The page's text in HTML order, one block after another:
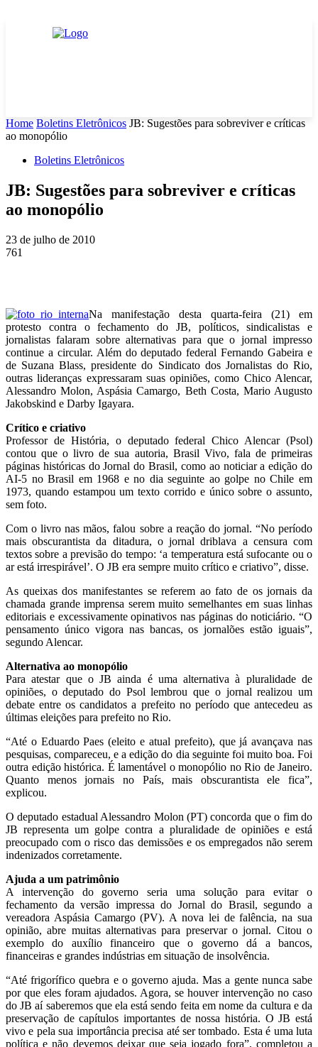
Home Boletins Eletrônicos JB: Sugestões para sobreviver e críticas
ao monopólio
Boletins Eletrônicos
JB: Sugestões para sobreviver e críticas
ao monopólio
23 de julho de 2010
761
Na manifestação desta quarta-feira (21) em
protesto contra o fechamento do JB, políticos, sindicalistas e
jornalistas falaram sobre alternativas para que o jornal impresso
continue a circular. Além do deputado federal Fernando Gabeira e
de Suzana Blass, presidente do Sindicato dos Jornalistas do Rio,
outras lideranças expressaram suas opiniões, como Chico Alencar,
Alessandro Molon, Aspásia Camargo, Beth Costa, Mario Augusto
Jakobskind e Darby Igayara.
Crítico e criativo
Professor de História, o deputado federal Chico Alencar (Psol)
contou que o livro de sua autoria, Brasil Vivo, fala de primeiras
páginas históricas do Jornal do Brasil, como ao noticiar a edição do
AI-5 no Brasil em 1968 e no dia seguinte ao golpe no Chile em
1973, quando estampou um texto corrido e único sobre o assunto,
sem foto.
Com o livro nas mãos, falou sobre a reação do jornal. “No período
mais obscurantista da ditadura, o jornal driblava a censura com
textos sobre a previsão do tempo: ‘a temperatura está sufocante ou o
ar está irrespirável’. O JB era sempre muito crítico e criativo”, disse.
As queixas dos manifestantes se referem ao fato de os jornais da
chamada grande imprensa serem muito semelhantes em suas linhas
editoriais e excessivamente opinativos nas páginas do noticiário. “O
pensamento único vigora nas bancas, os jornalões estão iguais”,
segundo Alencar.
Alternativa ao monopólio
Para atestar que o JB ainda é uma alternativa à pluralidade de
opiniões, o deputado do Psol lembrou que o jornal realizou um
debate entre os candidatos a prefeito no período que antecedeu as
últimas eleições para prefeito no Rio.
“Até o Eduardo Paes (eleito e atual prefeito), que já avançava nas
pesquisas, compareceu, e a edição do dia seguinte foi muito boa. Foi
outra edição histórica. É lamentável o monopólio no Rio de Janeiro.
Quanto menos jornais no País, mais obscurantista ele fica”,
explicou.
O deputado estadual Alessandro Molon (PT) concorda que o fim do
JB representa um golpe contra a pluralidade de opiniões e está
preocupado com o risco das demissões e os empregados não serem
indenizados corretamente.
Ajuda a um patrimônio
A intervenção do governo seria uma solução para evitar o
fechamento da versão impressa do Jornal do Brasil, segundo a
vereadora Aspásia Camargo (PV). A nova lei de falência, na sua
opinião, abre muitas alternativas para preservar o jornal. Citou o
exemplo do auxílio financeiro que o governo dá a bancos,
financeiras e grandes indústrias em situação de insolvência.
“Até frigorífico quebra e o governo ajuda. Mas a gente nunca sabe
por que eles foram ajudados. Agora, se houver intervenção no caso
do JB aí saberemos que ela está sendo feita em nome da cultura e da
preservação de capítulos importantes de nossa história. O JB está
vivo e pela sua importância precisa até ser tombado. Esta é uma luta
política e não devemos deixar que seja jogado fora”, completou a